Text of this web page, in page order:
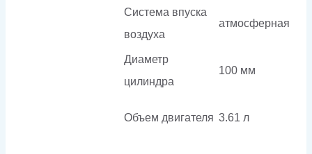
Система впуска
воздуха
атмосферная
Диаметр
цилиндра
100 мм
Объем двигателя 3.61 л